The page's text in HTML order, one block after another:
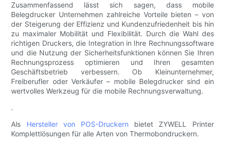
Zusammenfassend lässt sich sagen, dass mobile
Belegdrucker Unternehmen zahlreiche Vorteile bieten – von
der Steigerung der Effizienz und Kundenzufriedenheit bis hin
zu maximaler Mobilität und Flexibilität. Durch die Wahl des
richtigen Druckers, die Integration in Ihre Rechnungssoftware
und die Nutzung der Sicherheitsfunktionen können Sie Ihren
Rechnungsprozess optimieren und Ihren gesamten
Geschäftsbetrieb verbessern. Ob Kleinunternehmer,
Freiberufler oder Verkäufer – mobile Belegdrucker sind ein
wertvolles Werkzeug für die mobile Rechnungsverwaltung.
.
Als Hersteller von POS-Druckern bietet ZYWELL Printer
Komplettlösungen für alle Arten von Thermobondruckern.